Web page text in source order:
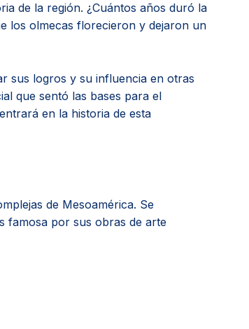
de la región. ¿Cuántos años duró la
los olmecas florecieron y dejaron un
sus logros y su influencia en otras
que sentó las bases para el
en la historia de esta
de Mesoamérica. Se
famosa por sus obras de arte